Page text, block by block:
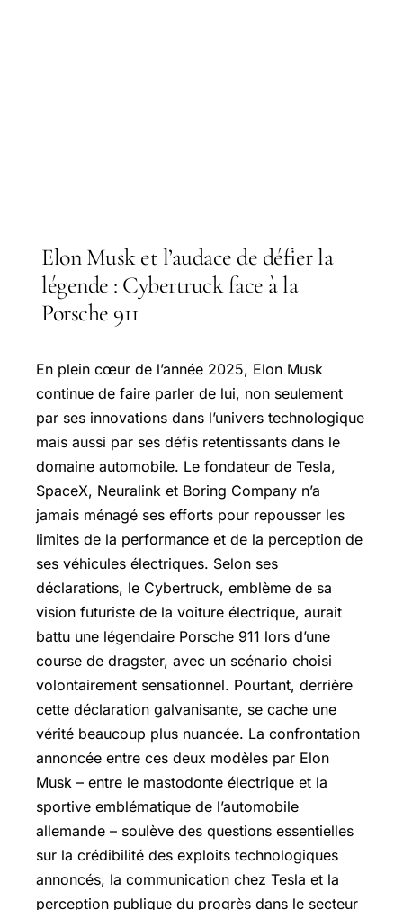
Elon Musk et l’audace de défier la
légende : Cybertruck face à la
Porsche 911
En plein cœur de l’année 2025, Elon Musk
continue de faire parler de lui, non seulement
par ses innovations dans l’univers technologique
mais aussi par ses défis retentissants dans le
domaine automobile. Le fondateur de Tesla,
SpaceX, Neuralink et Boring Company n’a
jamais ménagé ses efforts pour repousser les
limites de la performance et de la perception de
ses véhicules électriques. Selon ses
déclarations, le Cybertruck, emblème de sa
vision futuriste de la voiture électrique, aurait
battu une légendaire Porsche 911 lors d’une
course de dragster, avec un scénario choisi
volontairement sensationnel. Pourtant, derrière
cette déclaration galvanisante, se cache une
vérité beaucoup plus nuancée. La confrontation
annoncée entre ces deux modèles par Elon
Musk – entre le mastodonte électrique et la
sportive emblématique de l’automobile
allemande – soulève des questions essentielles
sur la crédibilité des exploits technologiques
annoncés, la communication chez Tesla et la
perception publique du progrès dans le secteur